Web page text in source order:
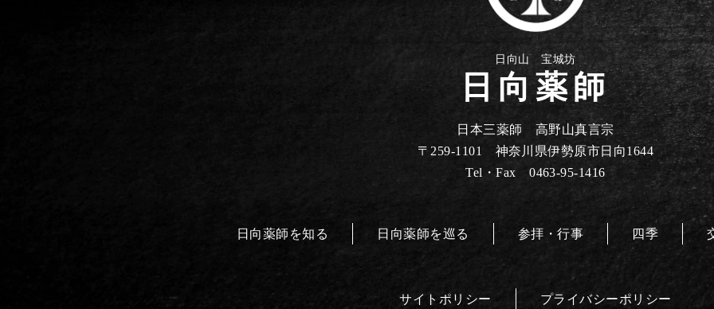
日向山 宝城坊
日向薬師
日本三薬師 高野山真言宗
〒259-1101 神奈川県伊勢原市日向1644
Tel・Fax 0463-95-1416
日向薬師を知る 日向薬師を巡る 参拝・行事 四季
サイトポリシー プライバシーポリシー